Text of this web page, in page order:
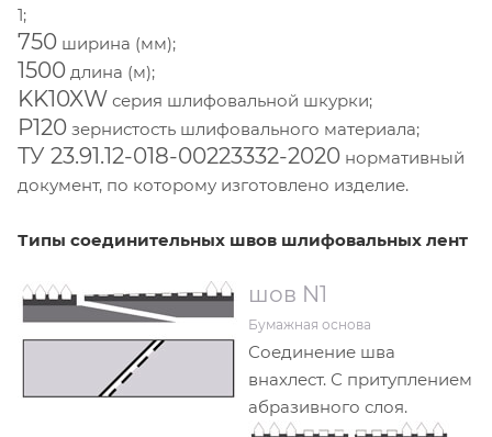
1;
750 ширина (мм);
1500 длина (м);
KK10XW серия шлифовальной шкурки;
Р120 зернистость шлифовального материала;
ТУ 23.91.12-018-00223332-2020 нормативный
документ, по которому изготовлено изделие.
Типы соединительных швов шлифовальных лент
шов N1
Бумажная основа
Соединение шва
внахлест. С притуплением
абразивного слоя.